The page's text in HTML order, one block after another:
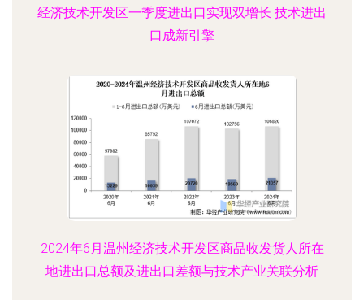
经济技术开发区一季度进出口实现双增长 技术进出
口成新引擎
2024年6月温州经济技术开发区商品收发货人所在
地进出口总额及进出口差额与技术产业关联分析